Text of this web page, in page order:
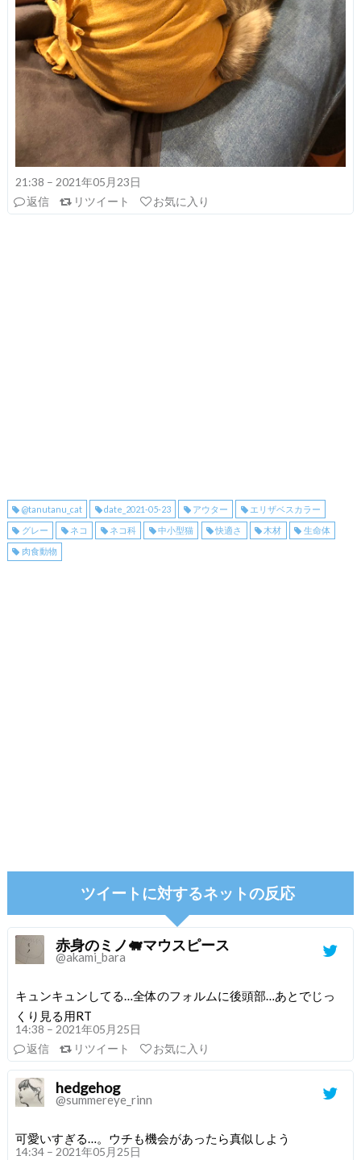
21:38 – 2021年05月23日
返信
リツイート お気に入り
@tanutanu_cat date_2021-05-23 アウター エリザベスカラー
グレー ネコ ネコ科 中小型猫 快適さ 木材 生命体
肉食動物
ツイートに対するネットの反応
赤身のミノ🐖マウスピース
@akami_bara
キュンキュンしてる…全体のフォルムに後頭部…あとでじっ
くり見る用RT
14:38 – 2021年05月25日
返信
リツイート お気に入り
hedgehog
@summereye_rinn
可愛いすぎる…。ウチも機会があったら真似しよう
14:34 – 2021年05月25日